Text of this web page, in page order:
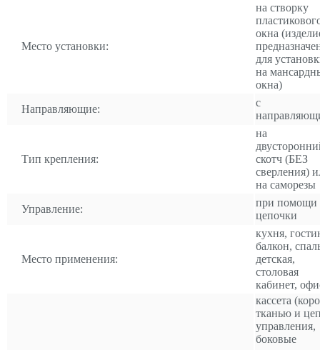
Место установки:
на створку
окна
для
на
окна)
Направляющие:
с
Тип крепления:
на
скотч (БЕЗ
сверления)
на саморезы
Управление:
при помощи
цепочки
Место применения:
кухня,
балкон,
детская,
столовая
кабинет,
кассета
тканью и
управления,
боковые